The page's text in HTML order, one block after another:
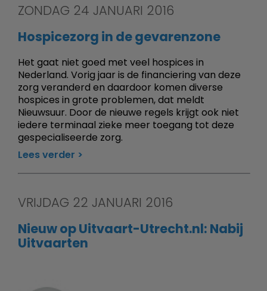
ZONDAG 24 JANUARI 2016
Hospicezorg in de gevarenzone
Het gaat niet goed met veel hospices in
Nederland. Vorig jaar is de financiering van deze
zorg veranderd en daardoor komen diverse
hospices in grote problemen, dat meldt
Nieuwsuur. Door de nieuwe regels krijgt ook niet
iedere terminaal zieke meer toegang tot deze
gespecialiseerde zorg.
Lees verder
VRIJDAG 22 JANUARI 2016
Nieuw op Uitvaart-Utrecht.nl: Nabij
Uitvaarten